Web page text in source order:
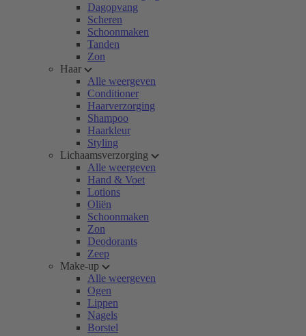
Dagopvang
Scheren
Schoonmaken
Tanden
Zon
Haar
Alle weergeven
Conditioner
Haarverzorging
Shampoo
Haarkleur
Styling
Lichaamsverzorging
Alle weergeven
Hand & Voet
Lotions
Oliën
Schoonmaken
Zon
Deodorants
Zeep
Make-up
Alle weergeven
Ogen
Lippen
Nagels
Borstel